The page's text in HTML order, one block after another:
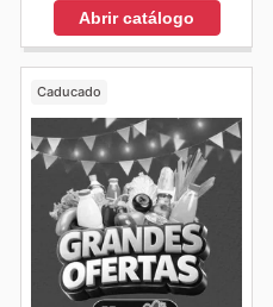
Abrir catálogo
Caducado